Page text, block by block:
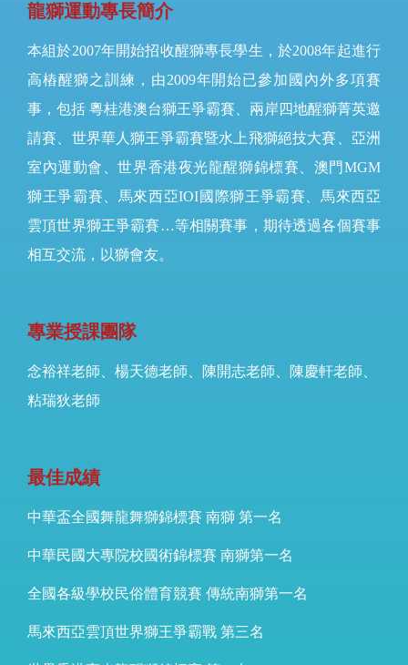
龍獅運動專長簡介
本組於2007年開始招收醒獅專長學生，於2008年起進行
高樁醒獅之訓練，由2009年開始已參加國內外多項賽
事，包括 粵桂港澳台獅王爭霸賽、兩岸四地醒獅菁英邀
請賽、世界華人獅王爭霸賽暨水上飛獅絕技大賽、亞洲
室內運動會、世界香港夜光龍醒獅錦標賽、澳門MGM
獅王爭霸賽、馬來西亞IOI國際獅王爭霸賽、馬來西亞
雲頂世界獅王爭霸賽…等相關賽事，期待透過各個賽事
相互交流，以獅會友。
專業授課團隊
念裕祥老師 、楊天德老師、陳開志老師、
陳慶軒老師、
粘瑞狄老師
最佳成績
中華盃全國舞龍舞獅錦標賽 南獅 第一名
中華民國大專院校國術錦標賽 南獅第一名
全國各級學校民俗體育競賽 傳統南獅第一名
馬來西亞雲頂世界獅王爭霸戰 第三名